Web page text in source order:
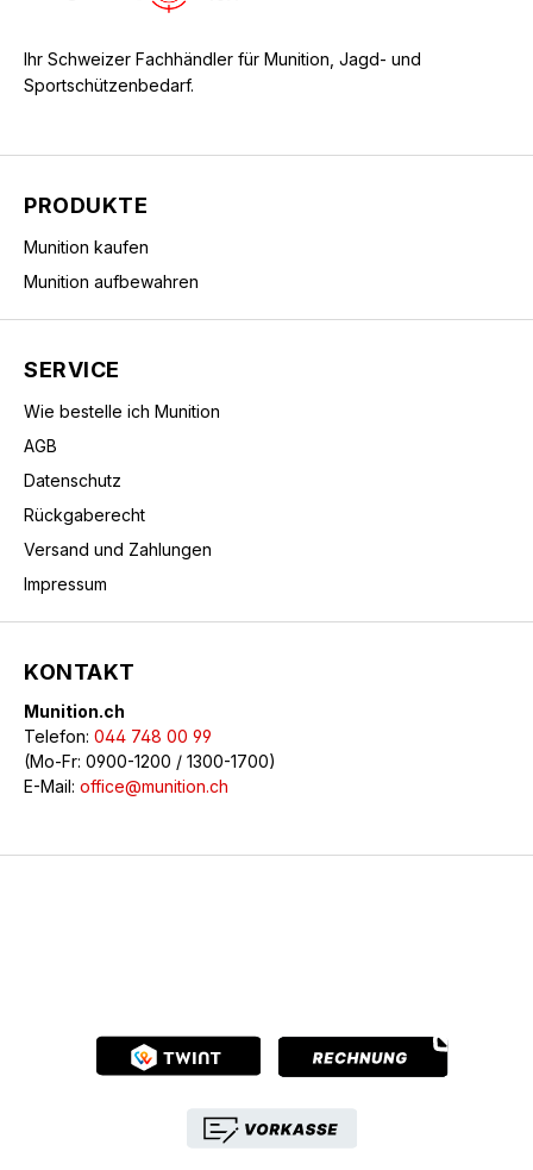
Ihr Schweizer Fachhändler für Munition, Jagd- und
Sportschützenbedarf.
PRODUKTE
Munition kaufen
Munition aufbewahren
SERVICE
Wie bestelle ich Munition
AGB
Datenschutz
Rückgaberecht
Versand und Zahlungen
Impressum
KONTAKT
Munition.ch
Telefon: 044 748 00 99
(Mo-Fr: 0900-1200 / 1300-1700)
E-Mail: office@munition.ch